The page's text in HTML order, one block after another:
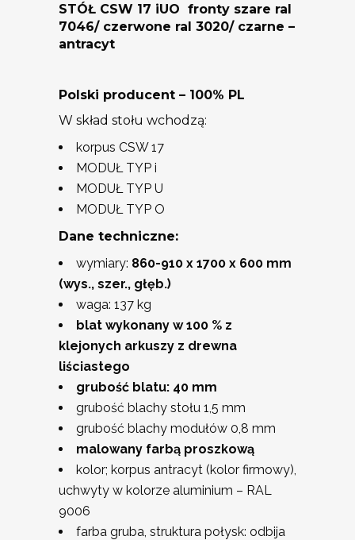
STÓŁ CSW 17 iUO fronty szare ral
7046/ czerwone ral 3020/ czarne –
antracyt
Polski producent – 100% PL
W skład stołu wchodzą:
korpus CSW 17
MODUŁ TYP i
MODUŁ TYP U
MODUŁ TYP O
Dane techniczne:
wymiary: 860-910 x 1700 x 600 mm
(wys., szer., głęb.)
waga: 137 kg
blat wykonany w 100 % z
klejonych arkuszy z drewna
liściastego
grubość blatu: 40 mm
grubość blachy stołu 1,5 mm
grubość blachy modułów 0,8 mm
malowany farbą proszkową
kolor; korpus antracyt (kolor firmowy),
uchwyty w kolorze aluminium – RAL
9006
farba gruba, struktura połysk: odbija